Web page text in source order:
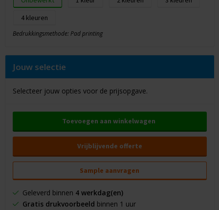
4
Bedrukkingsmethode: Pad printing
Jouw selectie
Selecteer jouw opties voor de prijsopgave.
Toevoegen aan winkelwagen
Vrijblijvende offerte
Sample aanvragen
Geleverd binnen 4 werkdag(en)
Gratis drukvoorbeeld binnen 1 uur